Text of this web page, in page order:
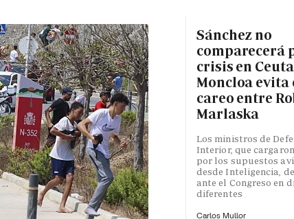
Sánchez no
comparecerá
crisis en
Moncloa evita
careo entre
Marlaska
Los ministros de
Interior, que
por los supuestos
desde Inteligencia,
ante el Congreso en
diferentes
Carlos Mullor